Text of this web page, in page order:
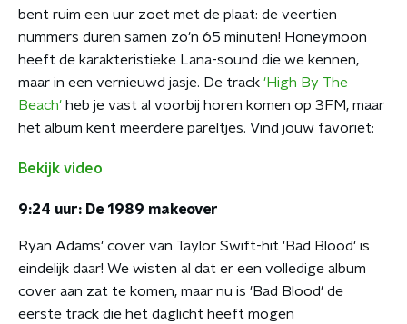
bent ruim een uur zoet met de plaat: de veertien
nummers duren samen zo'n 65 minuten! Honeymoon
heeft de karakteristieke Lana-sound die we kennen,
maar in een vernieuwd jasje. De track 'High By The
Beach' heb je vast al voorbij horen komen op 3FM, maar
het album kent meerdere pareltjes. Vind jouw favoriet:
Bekijk video
9:24 uur: De 1989 makeover
Ryan Adams' cover van Taylor Swift-hit 'Bad Blood' is
eindelijk daar! We wisten al dat er een volledige album
cover aan zat te komen, maar nu is 'Bad Blood' de
eerste track die het daglicht heeft mogen